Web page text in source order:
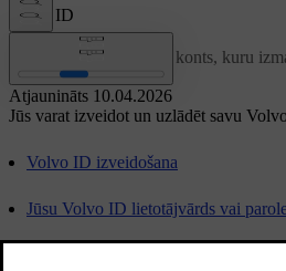
Atjaunināts 10.04.2026
Volvo ID
ir personīgais konts, kuru
Jūs varat izveidot un uzlādēt savu
Volvo ID izveidošana
Jūsu Volvo ID lietotājvārds vai